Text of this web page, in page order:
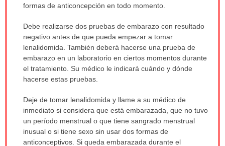
formas de anticoncepción en todo momento.
Debe realizarse dos pruebas de embarazo con resultado
negativo antes de que pueda empezar a tomar
lenalidomida. También deberá hacerse una prueba de
embarazo en un laboratorio en ciertos momentos durante
el tratamiento. Su médico le indicará cuándo y dónde
hacerse estas pruebas.
Deje de tomar lenalidomida y llame a su médico de
inmediato si considera que está embarazada, que no tuvo
un período menstrual o que tiene sangrado menstrual
inusual o si tiene sexo sin usar dos formas de
anticonceptivos. Si queda embarazada durante el